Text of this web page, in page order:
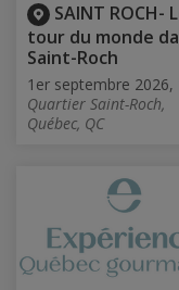
SAINT ROCH-
tour du monde
Saint-Roch
1er septembre 2026,
Quartier Saint-Roch,
Québec, QC